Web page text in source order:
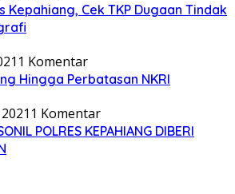
Kepahiang, Cek TKP Dugaan Tindak
1 Komentar
Hingga Perbatasan NKRI
1 Komentar
POLRES KEPAHIANG DIBERI